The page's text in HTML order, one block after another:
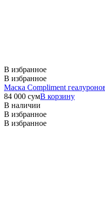
В избранное
В избранное
Маска Compliment
84 000 сумВ корзину
В наличии
В избранное
В избранное